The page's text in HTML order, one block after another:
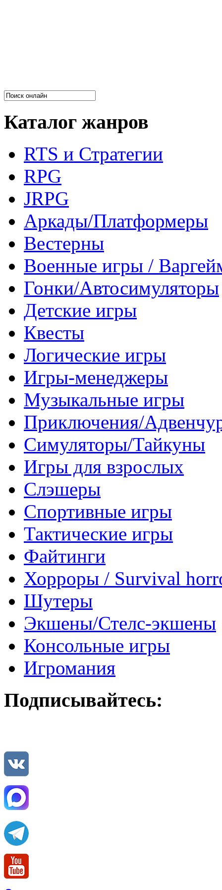
Каталог жанров
RTS и Стратегии
RPG
JRPG
Аркады/Платформеры
Вестерны
Военные игры /
Гонки/Автосимуляторы
Детские игры
Квесты
Логические игры
Игры-менеджеры
Музыкальные игры
Приключения/
Симуляторы/Тайкуны
Игры для взрослых
Слэшеры
Спортивные игры
Тактические игры
Файтинги
Хорроры / Survival
Шутеры
Экшены/Стелс-экшены
Консольные игры
Игромания
Подписывайтесь: